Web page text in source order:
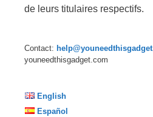
de leurs titulaires respectifs.
Contact:
youneedthisgadget.com
English
Español